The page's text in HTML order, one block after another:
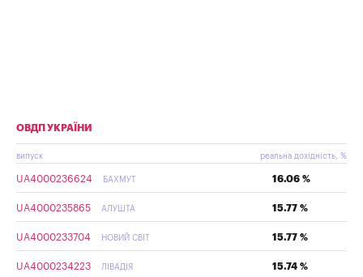
ОВДП УКРАЇНИ
випуск реальна дохідність, %
UA4000236624 БАХМУТ 16.06 %
UA4000235865 АЛУШТА 15.77 %
UA4000233704 НОВИЙ СВІТ 15.77 %
UA4000234223 ЛІВАДІЯ 15.74 %